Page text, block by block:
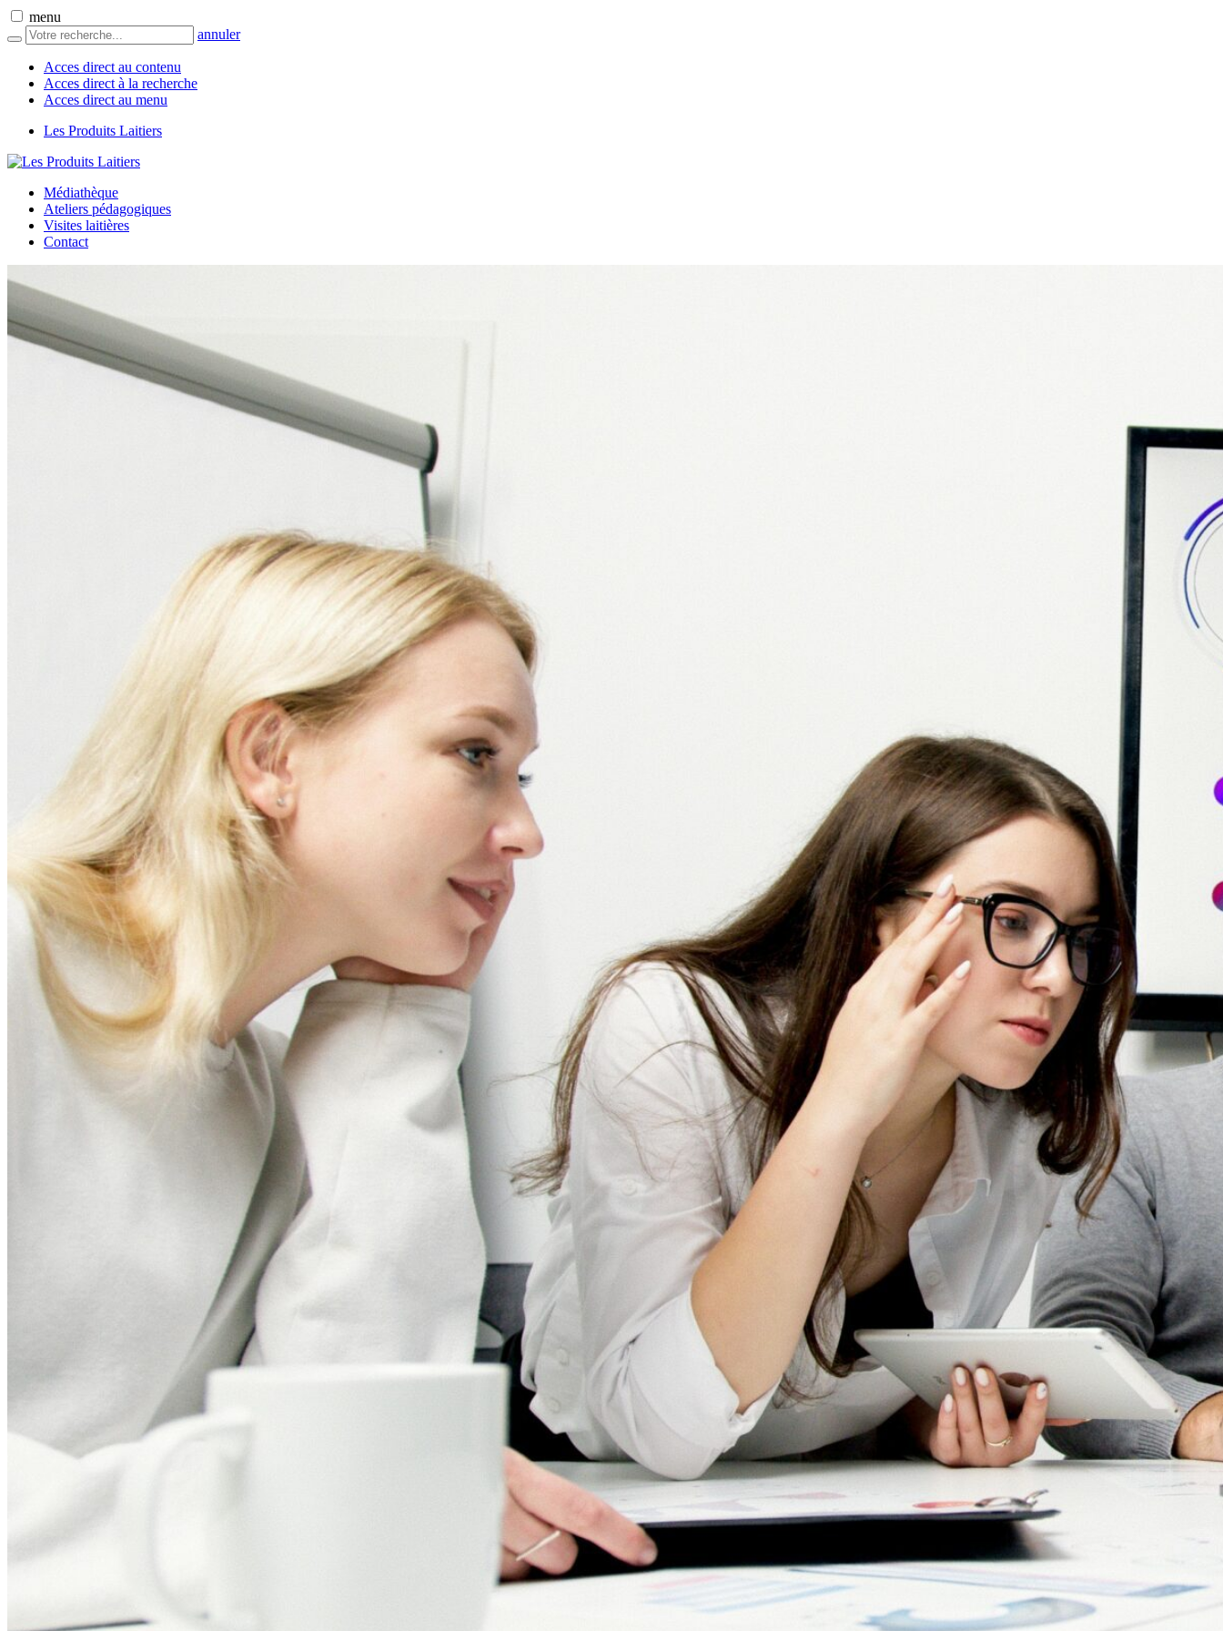
menu
annuler
Acces direct au contenu
Acces direct à la recherche
Acces direct au menu
Les Produits Laitiers
Médiathèque
Ateliers pédagogiques
Visites laitières
Contact